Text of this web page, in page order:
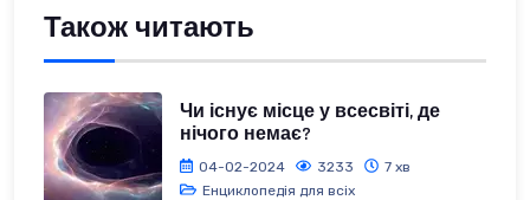
Також читають
Чи існує місце у всесвіті, де
нічого немає?
04-02-2024 3233
7 хв
Енциклопедія для всіх